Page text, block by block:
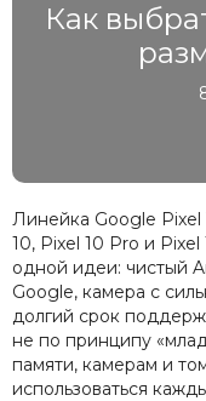
Как
Линейка Google Pixel
10, Pixel 10 Pro и
одной идеи: чистый
Google, камера с
долгий срок
не по принципу
памяти, камерам и
использоваться